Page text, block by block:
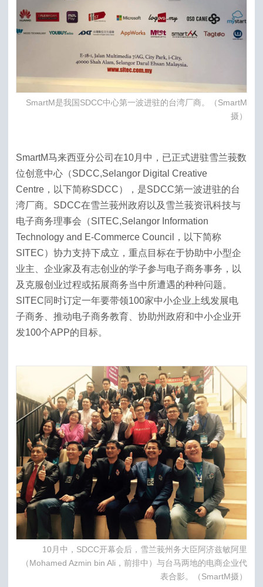
SmartM是我国SDCC中心第一波进驻的台湾厂商。（SmartM
摄）
SmartM马来西亚分公司在10月中，已正式进驻雪兰莪数
位创意中心（SDCC,Selangor Digital Creative
Centre，以下简称SDCC），是SDCC第一波进驻的台
湾厂商。SDCC在雪兰莪州政府以及雪兰莪资讯科技与
电子商务理事会（SITEC,Selangor Information
Technology and E-Commerce Council，以下简称
SITEC）协力支持下成立，重点目标在于协助中小型企
业主、企业家及有志创业的学子参与电子商务事务，以
及克服创业过程或拓展商务当中所遭遇的种种问题。
SITEC同时订定一年要带领100家中小企业上线发展电
子商务、推动电子商务教育、协助州政府和中小企业开
发100个APP的目标。
10月中，SDCC开幕会后，雪兰莪州务大臣阿济兹敏阿里
（Mohamed Azmin bin Ali，前排中）与台马两地的电商企业代
表合影。（SmartM摄）